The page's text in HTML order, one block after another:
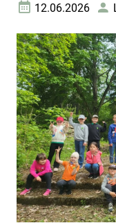
Loomise kuupäev
12.06.2026